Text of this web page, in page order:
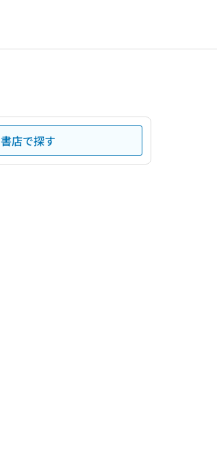
書店で探す